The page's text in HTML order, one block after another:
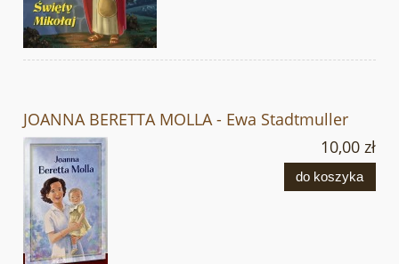
JOANNA BERETTA MOLLA - Ewa Stadtmuller
10,00 zł
do koszyka